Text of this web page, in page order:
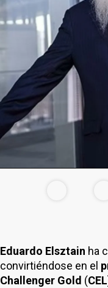
Eduardo Elsztain ha
convirtiéndose en el
Challenger Gold (CEL